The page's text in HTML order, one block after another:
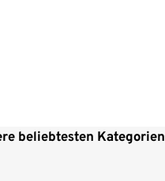
beliebtesten Kategorien